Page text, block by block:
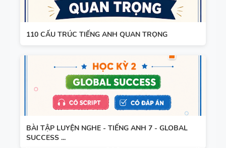
3
SPEAKING -
TIẾNG ANH
4 -
CAMBRIDG
110 CẤU TRÚC TIẾNG ANH QUAN TRỌNG
BÀI TẬP LUYỆN NGHE - TIẾNG ANH 7 - GLOBAL
SUCCESS ...